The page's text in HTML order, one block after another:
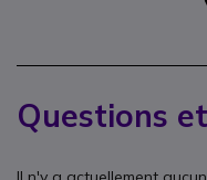
Questions